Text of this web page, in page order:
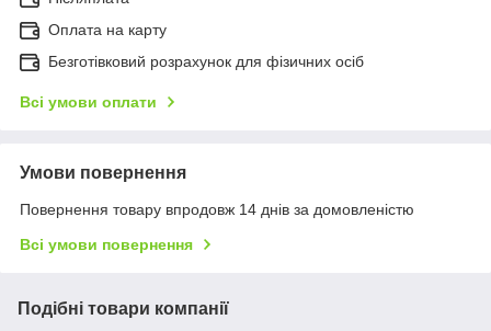
Оплата на карту
Безготівковий розрахунок для фізичних осіб
Всі умови оплати
Умови повернення
Повернення товару впродовж 14 днів за домовленістю
Всі умови повернення
Подібні товари компанії